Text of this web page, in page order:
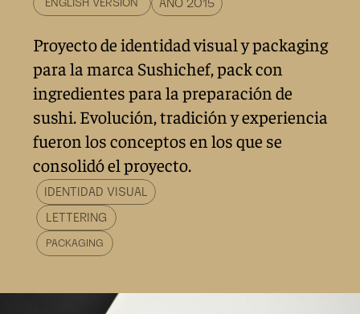
IDENTIDAD VISUAL
LETTERING
PACKAGING
ENGLISH VERSION AÑO 2015
Proyecto de identidad visual y packaging
para la marca Sushichef, pack con
ingredientes para la preparación de
sushi. Evolución, tradición y experiencia
fueron los conceptos en los que se
consolidó el proyecto.